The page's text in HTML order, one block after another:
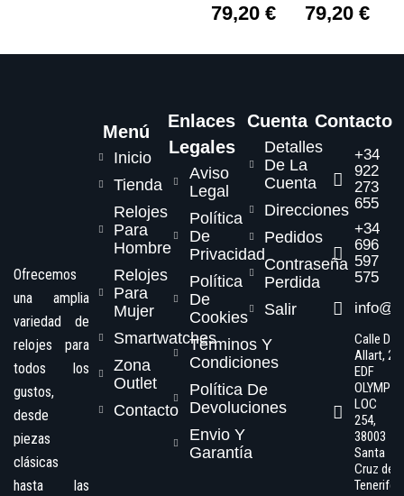
79,20 € 79,20 €
Ofrecemos
una amplia
variedad de
relojes para
todos los
gustos,
desde
piezas
clásicas
hasta las
Menú
Inicio
Tienda
Relojes
Para
Hombre
Relojes
Para
Mujer
Smartwatches
Zona
Outlet
Contacto
Enlaces
Legales
Aviso
Legal
Política
De
Privacidad
Política
De
Cookies
Términos Y
Condiciones
Política De
Devoluciones
Envio Y
Garantía
Cuenta
Detalles
De La
Cuenta
Direcciones
Pedidos
Contraseña
Perdida
Salir
Contacto
+34
922
273
655
+34
696
597
575
Calle Dr.
Allart, 2,
EDF
OLYMPO
LOC
254,
38003
Santa
Cruz de
Tenerife